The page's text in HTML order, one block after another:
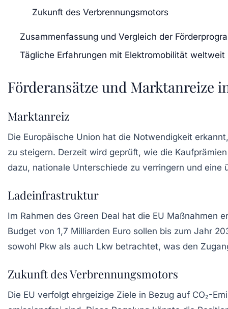
Zukunft des Verbrennungsmotors
Zusammenfassung und Vergleich der
Tägliche Erfahrungen mit Elektromobilität weltweit
Förderansätze und Marktanreize
Marktanreiz
Die Europäische Union hat die Notwendigkeit
zu steigern. Derzeit wird geprüft, wie die
dazu, nationale Unterschiede zu verringern und eine
Ladeinfrastruktur
Im Rahmen des Green Deal hat die EU Maßnahmen
Budget von 1,7 Milliarden Euro sollen bis zum Jahr
sowohl Pkw als auch Lkw betrachtet, was den
Zukunft des Verbrennungsmotors
Die EU verfolgt ehrgeizige Ziele in Bezug auf CO₂-